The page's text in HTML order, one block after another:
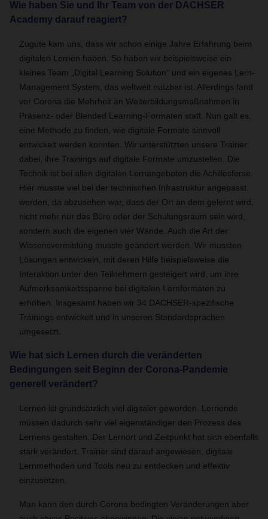
Wie haben Sie und Ihr Team von der DACHSER
Academy darauf reagiert?
Zugute kam uns, dass wir schon einige Jahre Erfahrung beim
digitalen Lernen haben. So haben wir beispielsweise ein
kleines Team „Digital Learning Solution“ und ein eigenes Lern-
Management System, das weltweit nutzbar ist. Allerdings fand
vor Corona die Mehrheit an Weiterbildungsmaßnahmen in
Präsenz- oder Blended Learning-Formaten statt. Nun galt es,
eine Methode zu finden, wie digitale Formate sinnvoll
entwickelt werden konnten. Wir unterstützten unsere Trainer
dabei, ihre Trainings auf digitale Formate umzustellen. Die
Technik ist bei allen digitalen Lernangeboten die Achillesferse.
Hier musste viel bei der technischen Infrastruktur angepasst
werden, da abzusehen war, dass der Ort an dem gelernt wird,
nicht mehr nur das Büro oder der Schulungsraum sein wird,
sondern auch die eigenen vier Wände. Auch die Art der
Wissensvermittlung musste geändert werden. Wir mussten
Lösungen entwickeln, mit deren Hilfe beispielsweise die
Interaktion unter den Teilnehmern gesteigert wird, um ihre
Aufmerksamkeitsspanne bei digitalen Lernformaten zu
erhöhen. Insgesamt haben wir 34 DACHSER-spezifische
Trainings entwickelt und in unseren Standardsprachen
umgesetzt.
Wie hat sich Lernen durch die veränderten
Bedingungen seit Beginn der Corona-Pandemie
generell verändert?
Lernen ist grundsätzlich viel digitaler geworden. Lernende
müssen dadurch sehr viel eigenständiger den Prozess des
Lernens gestalten. Der Lernort und Zeitpunkt hat sich ebenfalls
stark verändert. Trainer sind darauf angewiesen, digitale
Lernmethoden und Tools neu zu entdecken und effektiv
einzusetzen.
Man kann den durch Corona bedingten Veränderungen aber